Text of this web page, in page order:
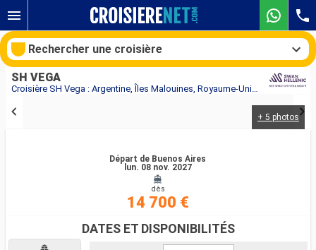
Croisière SH Vega : Argentine, Îles Malouines, Royaume-Uni, Antarctique au départ de Buenos Aires
SH VEGA
+ 5 photos
Départ de Buenos Aires
lun. 08 nov. 2027
dès
14 700 €
DATES ET DISPONIBILITÉS
Rechercher une croisière
Rechercher